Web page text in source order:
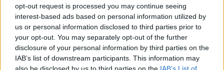
opt-out request is processed you may continue seeing
interest-based ads based on personal information utilized by
us or personal information disclosed to third parties prior to
your opt-out. You may separately opt-out of the further
disclosure of your personal information by third parties on the
IAB’s list of downstream participants. This information may